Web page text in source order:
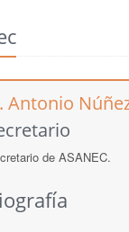
Antonio
de ASANEC.